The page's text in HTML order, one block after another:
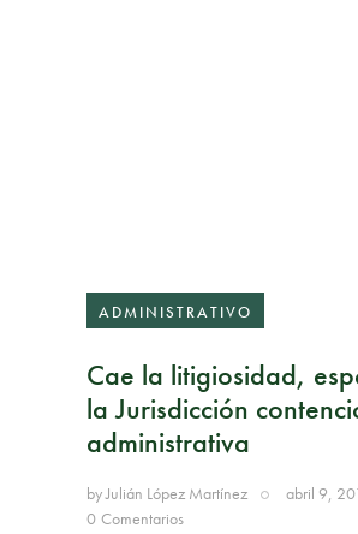
ADMINISTRATIVO
Cae la litigiosidad,
la Jurisdicción
administrativa
byJulián López Martínez abril 9,
0 Comentarios